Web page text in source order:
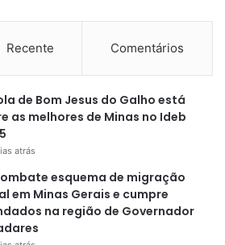
Recente Comentários
de Bom Jesus do Galho está
as melhores de Minas no Ideb
atrás
esquema de migração
em Minas Gerais e cumpre
na região de Governador